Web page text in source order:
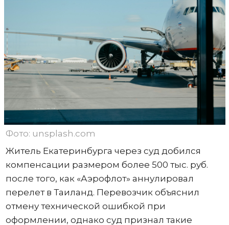
Фото: unsplash.com
Житель Екатеринбурга через суд добился
компенсации размером более 500 тыс. руб.
после того, как «Аэрофлот» аннулировал
перелет в Таиланд. Перевозчик объяснил
отмену технической ошибкой при
оформлении, однако суд признал такие